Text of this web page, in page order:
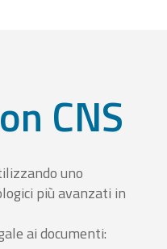
CNS
uno
più avanzati in
ai documenti: